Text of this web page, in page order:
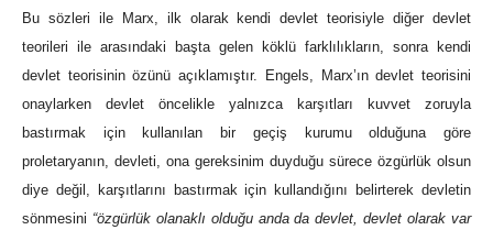
Bu sözleri ile Marx, ilk olarak kendi devlet teorisiyle diğer devlet
teorileri ile arasındaki başta gelen köklü farklılıkların, sonra kendi
devlet teorisinin özünü açıklamıştır. Engels, Marx’ın devlet teorisini
onaylarken devlet öncelikle yalnızca karşıtları kuvvet zoruyla
bastırmak için kullanılan bir geçiş kurumu olduğuna göre
proletaryanın, devleti, ona gereksinim duyduğu sürece özgürlük olsun
diye değil, karşıtlarını bastırmak için kullandığını belirterek devletin
sönmesini “özgürlük olanaklı olduğu anda da devlet, devlet olarak var